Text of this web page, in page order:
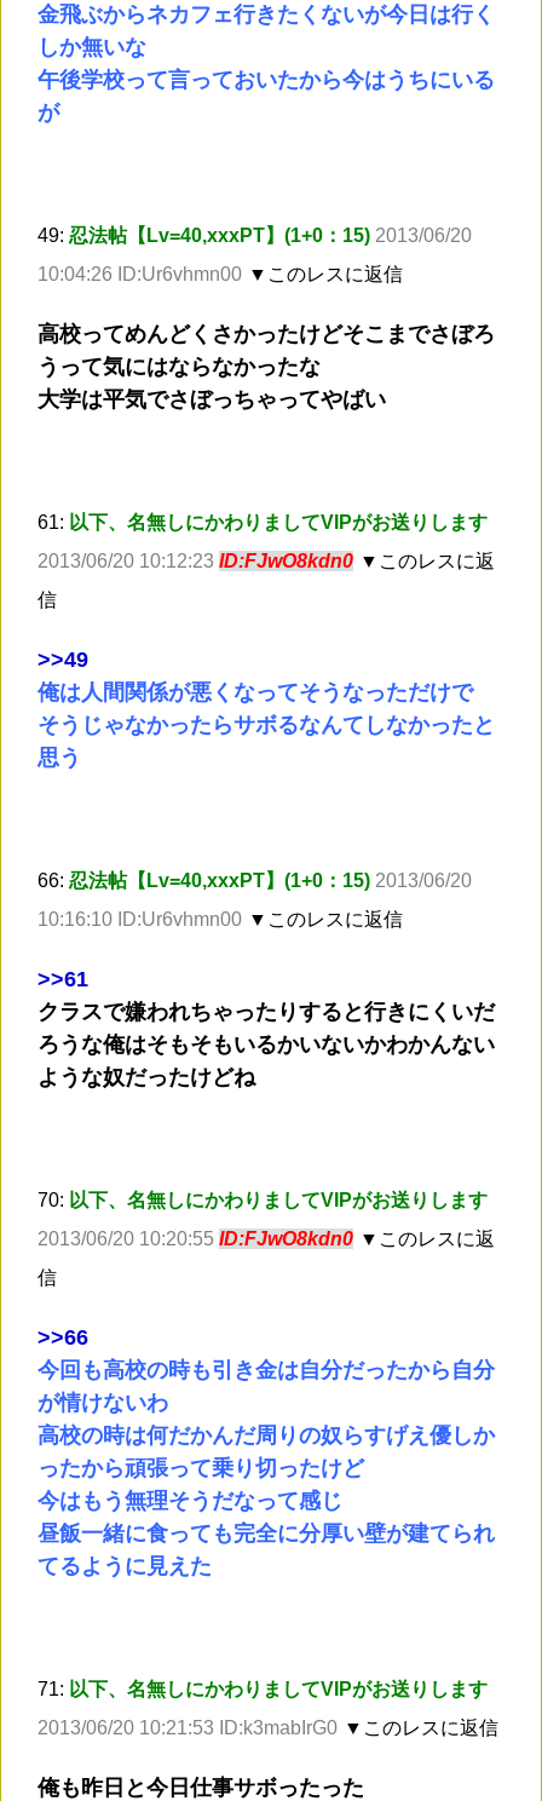
金飛ぶからネカフェ行きたくないが今日は行く
しか無いな
午後学校って言っておいたから今はうちにいる
が
49: 忍法帖【Lv=40,xxxPT】(1+0：15) 2013/06/20
10:04:26 ID:Ur6vhmn00 ▼このレスに返信
高校ってめんどくさかったけどそこまでさぼろ
うって気にはならなかったな
大学は平気でさぼっちゃってやばい
61: 以下、名無しにかわりましてVIPがお送りします
2013/06/20 10:12:23 ID:FJwO8kdn0 ▼このレスに返
信
>>49
俺は人間関係が悪くなってそうなっただけで
そうじゃなかったらサボるなんてしなかったと
思う
66: 忍法帖【Lv=40,xxxPT】(1+0：15) 2013/06/20
10:16:10 ID:Ur6vhmn00 ▼このレスに返信
>>61
クラスで嫌われちゃったりすると行きにくいだ
ろうな俺はそもそもいるかいないかわかんない
ような奴だったけどね
70: 以下、名無しにかわりましてVIPがお送りします
2013/06/20 10:20:55 ID:FJwO8kdn0 ▼このレスに返
信
>>66
今回も高校の時も引き金は自分だったから自分
が情けないわ
高校の時は何だかんだ周りの奴らすげえ優しか
ったから頑張って乗り切ったけど
今はもう無理そうだなって感じ
昼飯一緒に食っても完全に分厚い壁が建てられ
てるように見えた
71: 以下、名無しにかわりましてVIPがお送りします
2013/06/20 10:21:53 ID:k3mabIrG0 ▼このレスに返信
俺も昨日と今日仕事サボったった